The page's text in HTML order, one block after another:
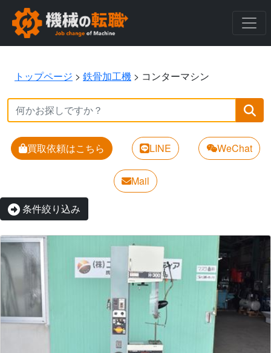
トップページ > 鉄骨加工機 > コンターマシン
買取依頼はこちら LINE WeChat
Mail
条件絞り込み